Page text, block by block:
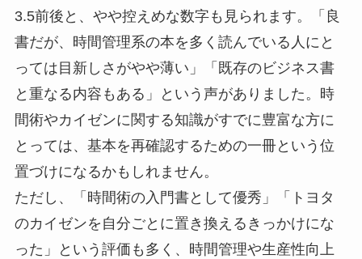
3.5前後と、やや控えめな数字も見られます。「良
書だが、時間管理系の本を多く読んでいる人にと
っては目新しさがやや薄い」「既存のビジネス書
と重なる内容もある」という声がありました。時
間術やカイゼンに関する知識がすでに豊富な方に
とっては、基本を再確認するための一冊という位
置づけになるかもしれません。
ただし、「時間術の入門書として優秀」「トヨタ
のカイゼンを自分ごとに置き換えるきっかけにな
った」という評価も多く、時間管理や生産性向上